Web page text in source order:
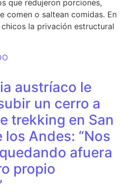
que redujeron porciones,
comen o saltean comidas. En
la privación estructural
austríaco le
un cerro a
trekking en San
Andes: “Nos
afuera
propio